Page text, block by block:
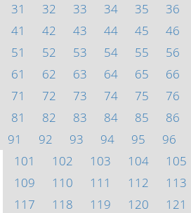
31
32 33 34 35 36
41
42 43 44 45 46
51
52 53 54 55 56
61
62 63 64 65 66
71
72 73 74 75 76
81
82 83 84 85 86
91
92 93 94 95 96
101
102 103 104 105
109
110 111 112 113
117
118 119 120 121